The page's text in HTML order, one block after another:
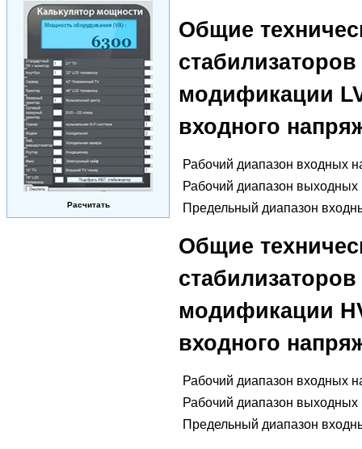
Расчитать
Общие
модификации
входного
Рабочий диапазон входных
Рабочий диапазон
Предельный диапазон
Общие
модификации
входного
Рабочий диапазон входных
Рабочий диапазон
Предельный диапазон